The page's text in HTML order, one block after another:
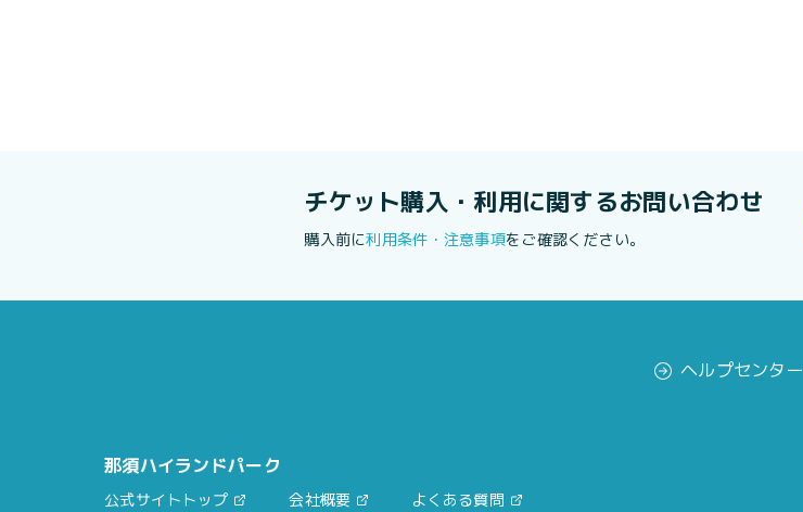
チケット購入・利用に関するお問い合わせ
購入前に利用条件・注意事項をご確認ください。
ヘルプセンター
那須ハイランドパーク
公式サイトトップ 会社概要 よくある質問